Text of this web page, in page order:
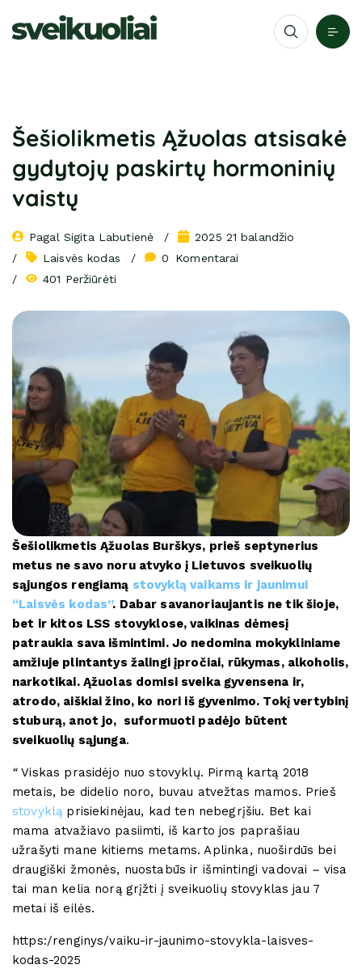
Šešiolikmetis Ąžuolas atsisakė
gydytojų paskirtų hormoninių
vaistų
Pagal Sigita Labutienė
2025 21 balandžio
Laisvės kodas
0
Komentarai
401 Peržiūrėti
Šešiolikmetis Ąžuolas Burškys, prieš septynerius
metus ne savo noru atvyko į Lietuvos sveikuolių
sąjungos rengiamą stovyklą vaikams ir jaunimui
“Laisvės kodas”. Dabar savanoriaujantis ne tik šioje,
bet ir kitos LSS stovyklose, vaikinas dėmesį
patraukia sava išmintimi. Jo nedomina mokykliniame
amžiuje plintantys žalingi įpročiai, rūkymas, alkoholis,
narkotikai. Ąžuolas domisi sveika gyvensena ir,
atrodo, aiškiai žino, ko nori iš gyvenimo. Tokį vertybinį
stuburą, anot jo, suformuoti padėjo būtent
sveikuolių sąjunga.
“Viskas prasidėjo nuo stovyklų. Pirmą kartą 2018
metais, be didelio noro, buvau atvežtas mamos. Prieš
stovyklą prisiekinėjau, kad ten nebegrįšiu. Bet kai
mama atvažiavo pasiimti, iš karto jos paprašiau
užrašyti mane kitiems metams. Aplinka, nuoširdūs bei
draugiški žmonės, nuostabūs ir išmintingi vadovai – visa
tai man kelia norą grįžti į sveikuolių stovyklas jau 7
metai iš eilės.
https:/renginys/vaiku-ir-jaunimo-stovykla-laisves-
kodas-2025